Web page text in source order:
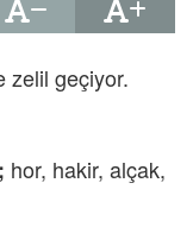
zelil geçiyor.
hor, hakir, alçak,